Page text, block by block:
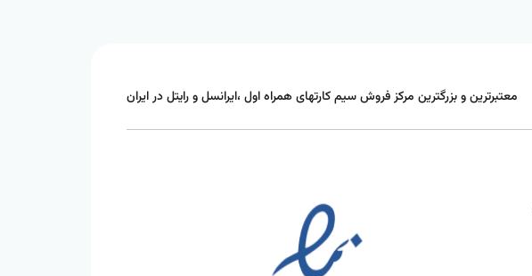
معتبرترین و بزرگترین مرکز فروش سیم کارتهای همراه اول ،ایرانسل و رایتل در ایران